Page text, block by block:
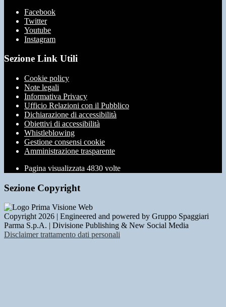
Facebook
Twitter
Youtube
Instagram
Sezione Link Utili
Cookie policy
Note legali
Informativa Privacy
Ufficio Relazioni con il Pubblico
Dichiarazione di accessibilità
Obiettivi di accessibilità
Whistleblowing
Gestione consensi cookie
Amministrazione trasparente
Pagina visualizzata 4830 volte
Sezione Copyright
Copyright 2026 | Engineered and powered by Gruppo Spaggiari
Parma S.p.A. | Divisione Publishing & New Social Media
Disclaimer trattamento dati personali